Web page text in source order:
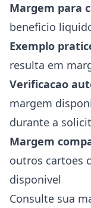
Margem para
beneficio
Exemplo
resulta em
Verificacao
margem
durante a
Margem
outros cartoes
disponivel
Consulte sua